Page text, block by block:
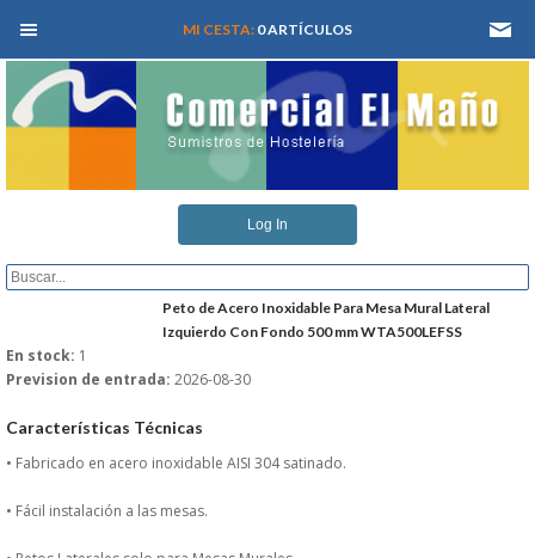
MEN� PRINCIPAL
QUIENES SOMOS
REFORMAS Y PROYECTOS
REGISTRARSE
MI CESTA: 0 ARTÍCULOS
Log In
Peto de Acero Inoxidable Para Mesa Mural Lateral
Izquierdo Con Fondo 500 mm WTA500LEFSS
En stock: 1
Prevision de entrada: 2026-08-30
Características Técnicas
• Fabricado en acero inoxidable AISI 304 satinado.
• Fácil instalación a las mesas.